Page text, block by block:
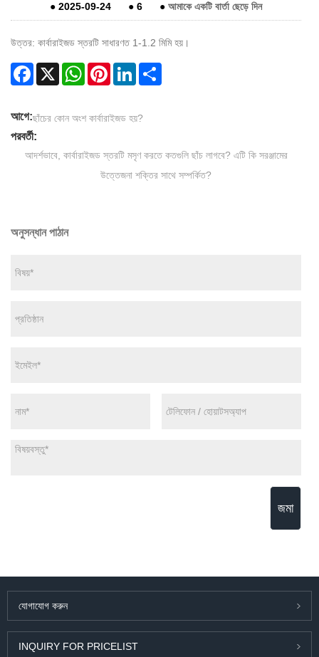
● 2025-09-24 ● 6 ● আমাকে একটি বার্তা ছেড়ে দিন
উত্তর: কার্বারাইজড স্তরটি সাধারণত 1-1.2 মিমি হয়।
Facebook
X WhatsAppPinterestLinkedIn
আগে:ছাঁচের কোন অংশ কার্বারাইজড হয়?
পরবর্তী:
আদর্শভাবে, কার্বারাইজড স্তরটি মসৃণ করতে কতগুলি ছাঁচ লাগবে? এটি কি সরঞ্জামের
উত্তেজনা শক্তির সাথে সম্পর্কিত?
অনুসন্ধান পাঠান
জমা
যোগাযোগ করুন
INQUIRY FOR PRICELIST